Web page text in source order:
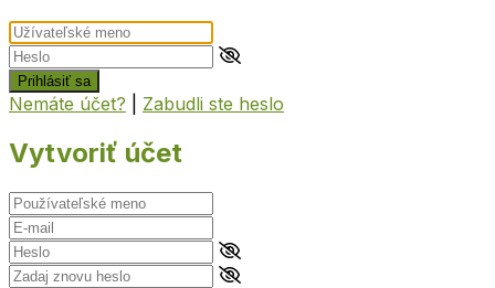
Prihlásiť sa
Nemáte účet? Zabudli ste heslo
Vytvoriť účet